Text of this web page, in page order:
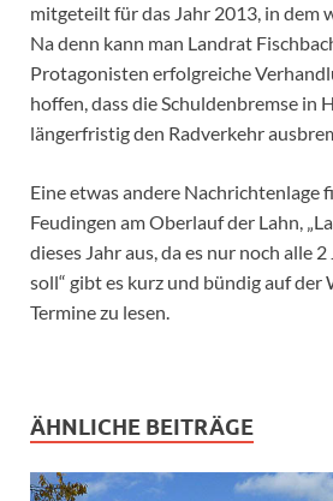
mitgeteilt für das Jahr 2013, in dem
Na denn kann man Landrat
Protagonisten erfolgreiche
hoffen, dass die Schuldenbremse in
längerfristig den Radverkehr
Eine etwas andere Nachrichtenlage
Feudingen am Oberlauf der Lahn,
dieses Jahr aus, da es nur noch alle
soll“ gibt es kurz und bündig auf der
Termine zu lesen.
ÄHNLICHE BEITRÄGE